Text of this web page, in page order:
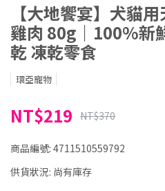
【大地饗宴】犬貓
雞肉 80g｜100%新
乾 凍乾零食
環亞寵物
NT$219 NT$370
商品編號: 4711510559792
供貨狀況: 尚有庫存